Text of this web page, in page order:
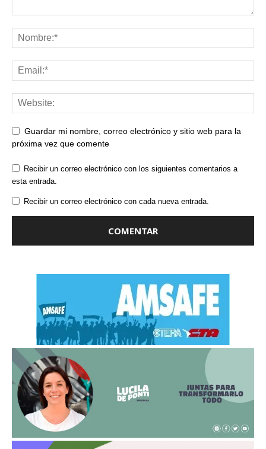
Guardar mi nombre, correo electrónico y sitio web para la
próxima vez que comente
Recibir un correo electrónico con los siguientes comentarios a
esta entrada.
Recibir un correo electrónico con cada nueva entrada.